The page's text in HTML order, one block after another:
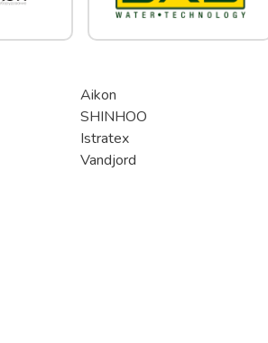
Aikon
SHINHOO
Istratex
Vandjord